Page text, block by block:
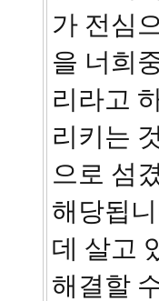
가 전심
을 너희
리라고
리키는
으로 섬
해당됩
데 살고
해결할